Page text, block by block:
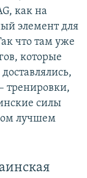
как на
элемент для
что там уже
которые
тренировки,
силы
лучшем